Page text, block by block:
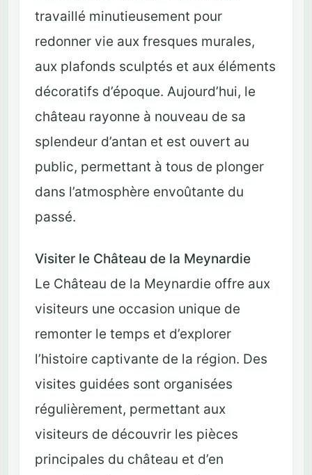
travaillé minutieusement pour
redonner vie aux fresques murales,
aux plafonds sculptés et aux éléments
décoratifs d’époque. Aujourd’hui, le
château rayonne à nouveau de sa
splendeur d’antan et est ouvert au
public, permettant à tous de plonger
dans l’atmosphère envoûtante du
passé.
Visiter le Château de la Meynardie
Le Château de la Meynardie offre aux
visiteurs une occasion unique de
remonter le temps et d’explorer
l’histoire captivante de la région. Des
visites guidées sont organisées
régulièrement, permettant aux
visiteurs de découvrir les pièces
principales du château et d’en